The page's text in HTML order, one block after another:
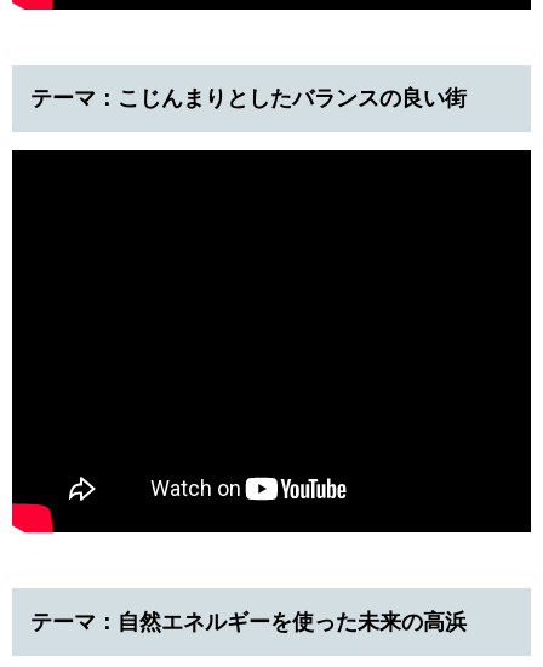
テーマ：こじんまりとしたバランスの良い街
テーマ：自然エネルギーを使った未来の高浜